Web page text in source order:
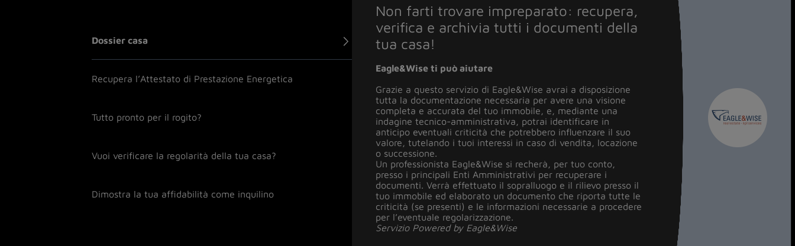
Dossier casa
Recupera l’Attestato di Prestazione Energetica
Tutto pronto per il rogito?
Vuoi verificare la regolarità della tua casa?
Dimostra la tua affidabilità come inquilino
Non farti trovare impreparato: recupera,
verifica e archivia tutti i documenti della
tua casa!
Eagle&Wise ti può aiutare
Grazie a questo servizio di Eagle&Wise avrai a disposizione
tutta la documentazione necessaria per avere una visione
completa e accurata del tuo immobile, e, mediante una
indagine tecnico-amministrativa, potrai identificare in
anticipo eventuali criticità che potrebbero influenzare il suo
valore, tutelando i tuoi interessi in caso di vendita, locazione
o successione.
Un professionista Eagle&Wise si recherà, per tuo conto,
presso i principali Enti Amministrativi per recuperare i
documenti. Verrà effettuato il sopralluogo e il rilievo presso il
tuo immobile ed elaborato un documento che riporta tutte le
criticità (se presenti) e le informazioni necessarie a procedere
per l’eventuale regolarizzazione.
Servizio Powered by Eagle&Wise
Devi vendere, affittare o ristrutturare
casa e hai già fatto l’Attestato di
per legge, ma non lo trovi più e vuoi
recuperarlo?
Eagle&Wise ti può aiutare
Servizio Powered by Eagle&Wise
Devi vendere o ristrutturare casa e non
hai tutti i documenti in tuo possesso,
necessari per legge?
Eagle&Wise ti può aiutare
•
•
•
•
Servizio Powered by Eagle&Wise
Hai sentito parlare di «Decreto Salva
Casa» e vuoi capire se i lavori fatti sulla
tua casa possono essere sanati?
sopralluogo
rilievo
istanze
visione completa
del tuo immobile
sanare le difformità
Servizio Powered by Eagle&Wise
Hai bisogno di dimostrare di poter
pagare l’affitto con continuità?
CRIF ti può aiutare
Servizio Powered by CRIF